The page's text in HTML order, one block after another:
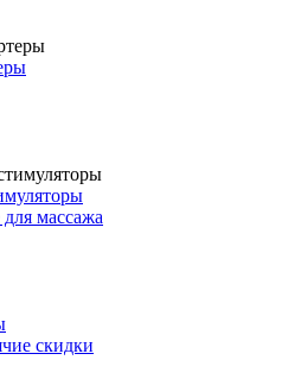
массажа
скидки